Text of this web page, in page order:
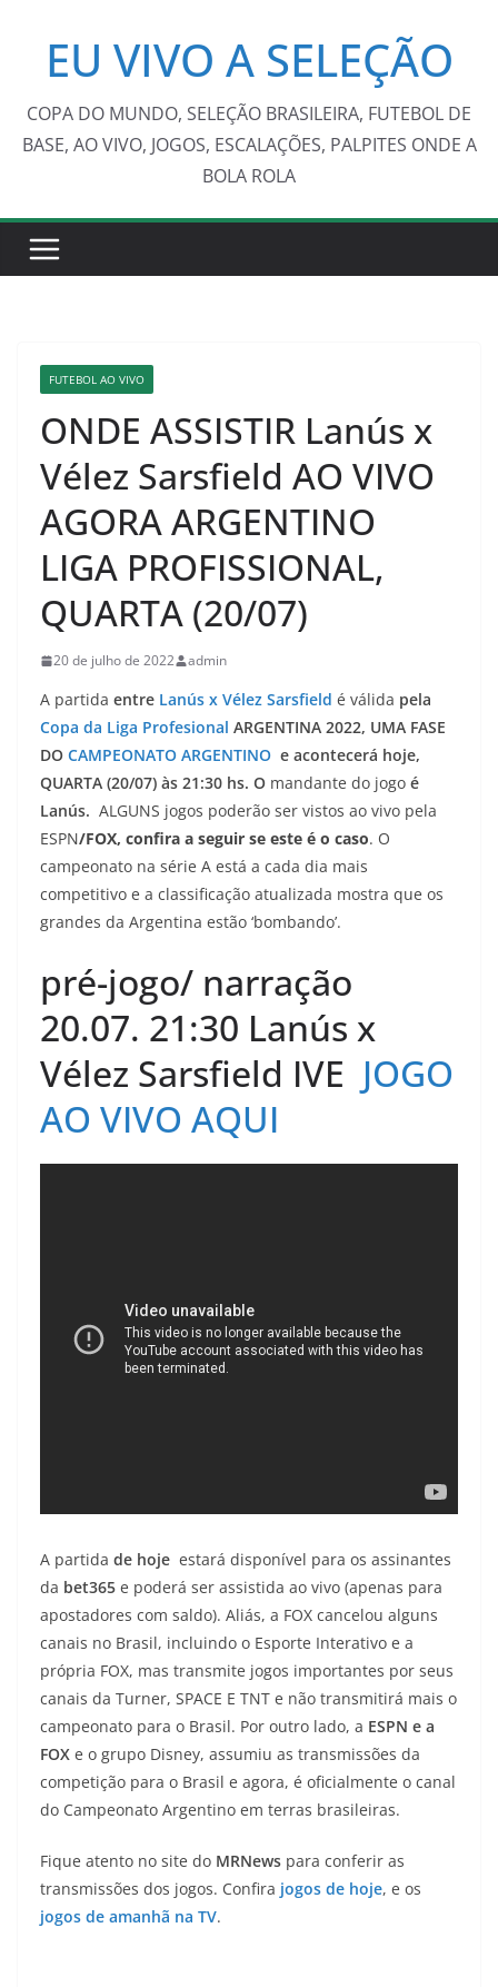
conteúdo
EU VIVO A SELEÇÃO
COPA DO MUNDO, SELEÇÃO BRASILEIRA, FUTEBOL DE
BASE, AO VIVO, JOGOS, ESCALAÇÕES, PALPITES ONDE A
BOLA ROLA
FUTEBOL AO VIVO
ONDE ASSISTIR Lanús x
Vélez Sarsfield AO VIVO
AGORA ARGENTINO
LIGA PROFISSIONAL,
QUARTA (20/07)
20 de julho de 2022 admin
A partida entre Lanús x Vélez Sarsfield é válida pela
Copa da Liga Profesional ARGENTINA 2022, UMA FASE
DO CAMPEONATO ARGENTINO e acontecerá hoje,
QUARTA (20/07) às 21:30 hs. O mandante do jogo é
Lanús. ALGUNS jogos poderão ser vistos ao vivo pela
ESPN/FOX, confira a seguir se este é o caso. O
campeonato na série A está a cada dia mais
competitivo e a classificação atualizada mostra que os
grandes da Argentina estão ‘bombando’.
pré-jogo/ narração
20.07. 21:30 Lanús x
Vélez Sarsfield IVE JOGO
AO VIVO AQUI
A partida de hoje estará disponível para os assinantes
da bet365 e poderá ser assistida ao vivo (apenas para
apostadores com saldo). Aliás, a FOX cancelou alguns
canais no Brasil, incluindo o Esporte Interativo e a
própria FOX, mas transmite jogos importantes por seus
canais da Turner, SPACE E TNT e não transmitirá mais o
campeonato para o Brasil. Por outro lado, a ESPN e a
FOX e o grupo Disney, assumiu as transmissões da
competição para o Brasil e agora, é oficialmente o canal
do Campeonato Argentino em terras brasileiras.
Fique atento no site do MRNews para conferir as
transmissões dos jogos. Confira jogos de hoje, e os
jogos de amanhã na TV.